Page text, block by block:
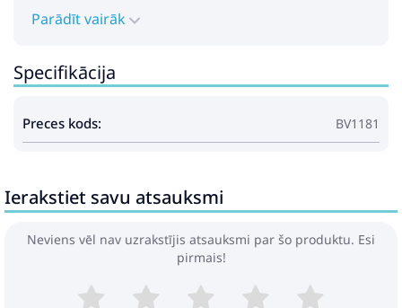
Parādīt vairāk
Specifikācija
Preces kods: BV1181
Ierakstiet savu atsauksmi
Neviens vēl nav uzrakstījis atsauksmi par šo produktu. Esi
pirmais!